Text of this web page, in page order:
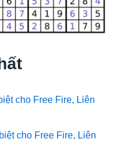
cho Free Fire, Liên
cho Free Fire, Liên